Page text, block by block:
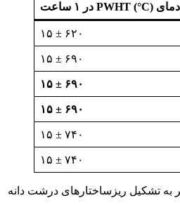
دمای PWHT (°C) در ۱ ساعت
۶۲۰ ± ۱۵
۶۹۰ ± ۱۵
۶۹۰ ± ۱۵
۶۹۰ ± ۱۵
۷۴۰ ± ۱۵
۷۴۰ ± ۱۵
به تشکیل ریزساختارهای درشت دانه